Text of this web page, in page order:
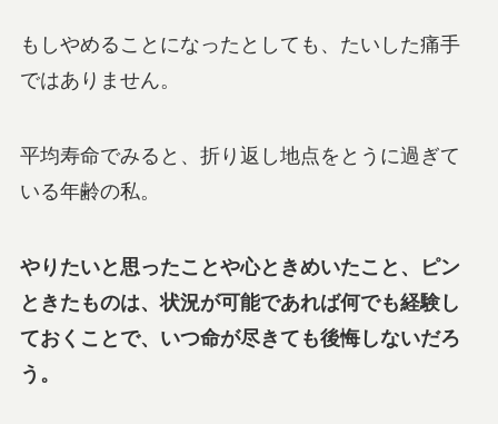
もしやめることになったとしても、たいした痛手
ではありません。
平均寿命でみると、折り返し地点をとうに過ぎて
いる年齢の私。
やりたいと思ったことや心ときめいたこと、ピン
ときたものは、状況が可能であれば何でも経験し
ておくことで、いつ命が尽きても後悔しないだろ
う 。